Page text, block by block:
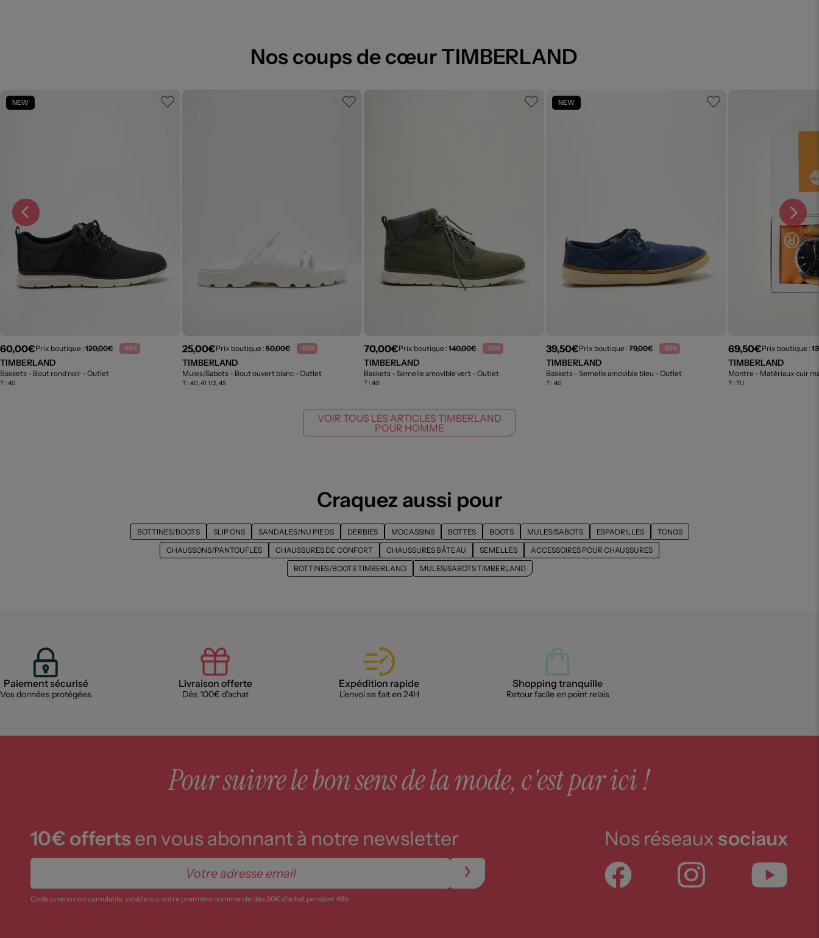
Nos coups de cœur TIMBERLAND
NEW
60,00€Prix boutique : 120,00€ -50%
TIMBERLAND
Baskets - Bout rond noir - Outlet
T : 40
25,00€Prix boutique :50,00€ -50%
TIMBERLAND
Mules/Sabots - Bout ouvert blanc - Outlet
T : 40, 41 1/2, 45
70,00€Prix boutique :140,00€ -50%
TIMBERLAND
Baskets - Semelle amovible vert - Outlet
T :40
NEW
39,50€Prix boutique :79,00€ -50%
TIMBERLAND
Baskets - Semelle amovible bleu - Outlet
T :40
69,50€Prix boutique :
TIMBERLAND
Montre - Matériaux cuir
T : TU
VOIR TOUS LES ARTICLES TIMBERLAND
POUR HOMME
Craquez aussi pour
BOTTINES/BOOTS SLIP ONS SANDALES/NU PIEDS DERBIES MOCASSINS BOTTES BOOTS MULES/SABOTS ESPADRILLES
TONGS
CHAUSSONS/PANTOUFLES
CHAUSSURES DE CONFORT CHAUSSURES BÂTEAU SEMELLES
ACCESSOIRES POUR CHAUSSURES
BOTTINES/BOOTS TIMBERLAND
MULES/SABOTS TIMBERLAND
Paiement sécurisé
Vos données protégées
Livraison offerte
Dès 100€ d'achat
Expédition rapide
L'envoi se fait en 24H
Shopping tranquille
Retour facile en point relais
Pour suivre le bon sens de la mode, c'est par ici !
10€ offerts en vous abonnant à notre newsletter
Code promo non cumulable, valable sur votre première commande dès 50€ d’achat pendant 48h
Nos réseaux sociaux